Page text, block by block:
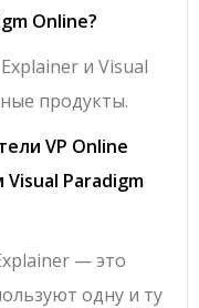
Online?
и Visual
продукты.
VP Online
Paradigm
— это
одну и ту